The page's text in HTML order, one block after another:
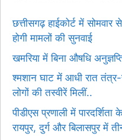
छत्तीसगढ़ हाईकोर्ट में
होगी मामलों की सुनवाई
खमरिया में बिना औषधि
श्मशान घाट में आधी रात
लोगों की तस्वीरें मिलीं..
पीडीएस प्रणाली में
रायपुर, दुर्ग और बिलासपुर में